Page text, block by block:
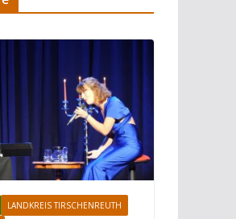
LANDKREIS TIRSCHENREUTH